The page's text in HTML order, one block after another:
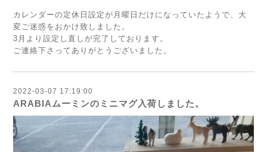
カレンダーの定休日設定が月曜日だけになっていたようで、大
変ご迷惑をおかけ致しました。
3月より設定し直しが完了しております。
ご連絡下さってありがとうございました。
2022-03-07 17:19:00
ARABIAムーミンのミニマグ入荷しました。